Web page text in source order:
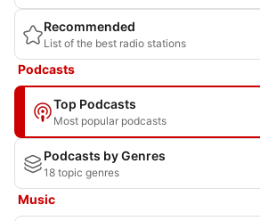
Recommended
List of the best radio stations
Podcasts
Top Podcasts
Most popular podcasts
Podcasts by Genres
18 topic genres
Music